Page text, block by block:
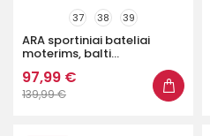
37 38 39
ARA sportiniai bateliai
moterims, balti...
97,99 €
139,99 €